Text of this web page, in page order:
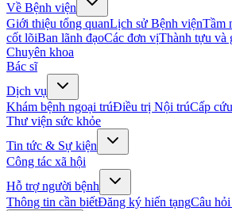
Về Bệnh viện
Giới thiệu tổng quanLịch sử Bệnh việnTầm
cốt lõiBan lãnh đạoCác đơn vịThành tựu và
Chuyên khoa
Bác sĩ
Dịch vụ
Khám bệnh ngoại trúĐiều trị Nội trúCấp cứu
Thư viện sức khỏe
Tin tức & Sự kiện
Công tác xã hội
Hỗ trợ người bệnh
Thông tin cần biếtĐăng ký hiến tạngCâu